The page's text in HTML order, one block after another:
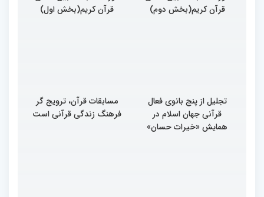
قرآن کریم(بخش دوم)
قرآن کریم(بخش اول)
تجلیل از پنج بانوی فعال
قرآنی جهان اسلام در
همایش «خیرات حسان»
مسابقات قرآن، ترویج گر
فرهنگ زندگی قرآنی است